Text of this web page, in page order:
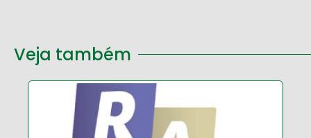
Veja também